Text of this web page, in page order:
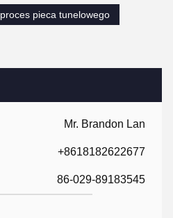
Mr. Brandon Lan
+8618182622677
86-029-89183545
proces pieca tunelowego